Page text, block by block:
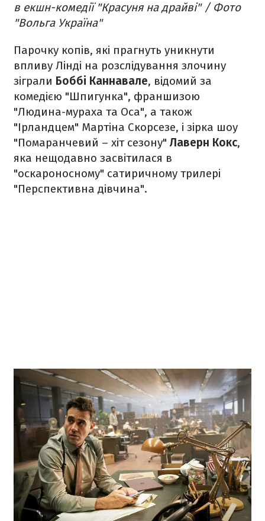
в екшн-комедії "Красуня на драйві" / Фото
"Вольга Україна"
Парочку копів, які прагнуть уникнути
впливу Лінді на розслідування злочину
зіграли Боббі Каннавале, відомий за
комедією "Шпигунка", франшизою
"Людина-мураха та Оса", а також
"Ірландцем" Мартіна Скорсезе, і зірка шоу
"Помаранчевий – хіт сезону" Лаверн Кокс,
яка нещодавно засвітилася в
"оскароносному" сатиричному трилері
"Перспективна дівчина".